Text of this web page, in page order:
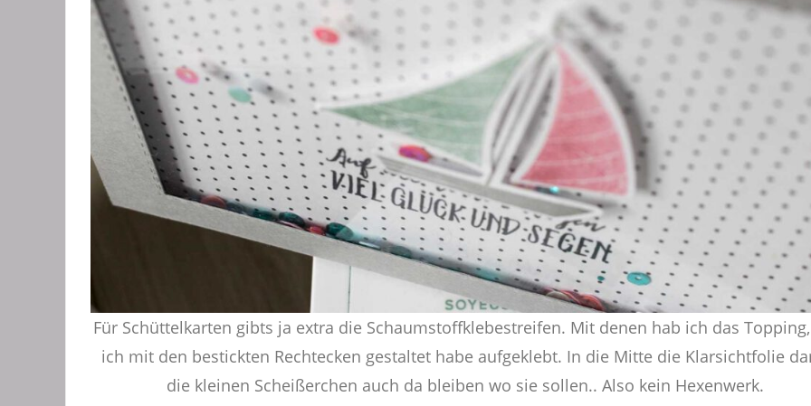
Für Schüttelkarten gibts ja extra die Schaumstoffklebestreifen. Mit denen hab ich das
ich mit den bestickten Rechtecken gestaltet habe aufgeklebt. In die Mitte die Klarsichtfolie
die kleinen Scheißerchen auch da bleiben wo sie sollen.. Also kein Hexenwerk.